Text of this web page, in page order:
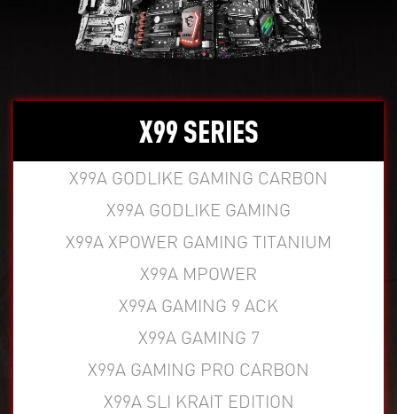
X99 SERIES
X99A GODLIKE GAMING CARBON
X99A GODLIKE GAMING
X99A XPOWER GAMING TITANIUM
X99A MPOWER
X99A GAMING 9 ACK
X99A GAMING 7
X99A GAMING PRO CARBON
X99A SLI KRAIT EDITION